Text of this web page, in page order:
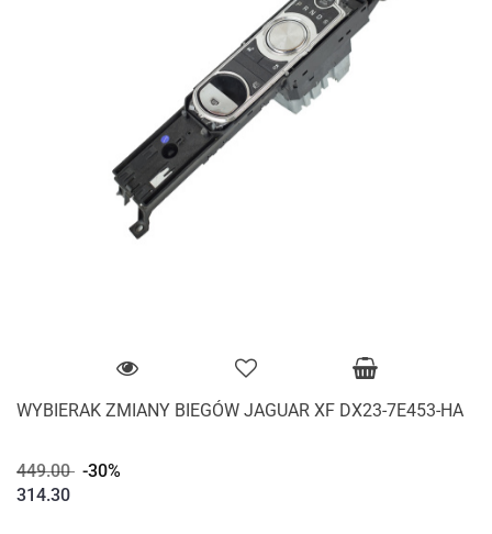
WYBIERAK ZMIANY BIEGÓW JAGUAR XF DX23-7E453-HA
449.00 -30%
314.30